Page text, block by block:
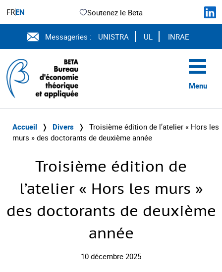
FREN Soutenez le Beta
Messageries : UNISTRA UL INRAE
Menu
Accueil ❭ Divers ❭ Troisième édition de l’atelier « Hors les
murs » des doctorants de deuxième année
Troisième édition de
l’atelier « Hors les murs »
des doctorants de deuxième
année
10 décembre 2025